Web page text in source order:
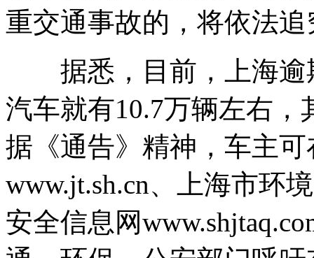
重交通事故的，将依法
据悉，目前，上海逾
汽车就有10.7万辆左右
据《通告》精神，车主
www.jt.sh.cn、上海市环
安全信息网